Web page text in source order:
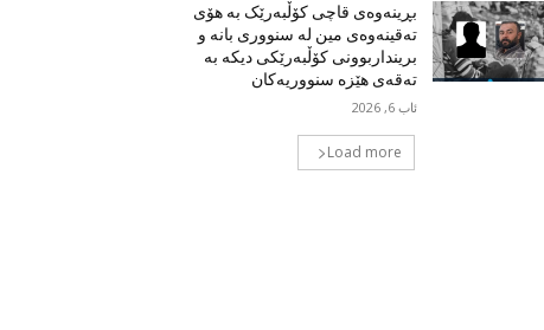
بڕینەوەی قاچی کۆڵبەرێک بە هۆی
تەقینەوەی مین لە سنووری بانە و
برینداربوونی کۆڵبەرێکی دیکە بە
تەقەی هێزە سنووریەکان
ئاب 6, 2026
Load more